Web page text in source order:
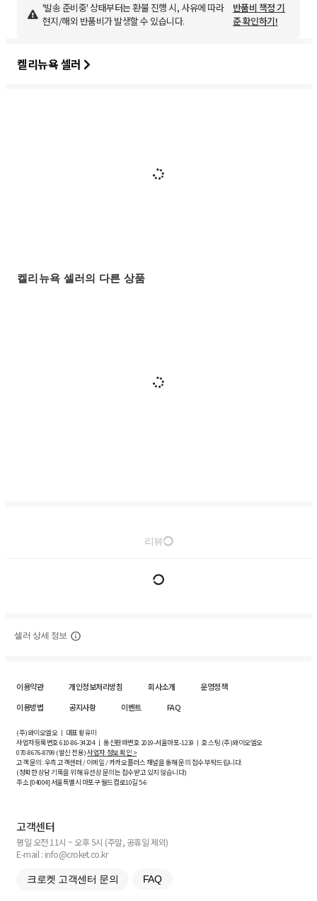
'발송 준비중' 상태부터는 환불 진행 시, 사유에 따라
현지/해외 반품비가 발생할 수 있습니다.
반품비 책정 기
준 확인하기!
켈리뉴욕 셀러
켈리뉴욕 셀러의 다른 상품
리뷰
셀러 상세 정보
이용약관 개인정보처리방침 회사소개
운영정책
이용방법
공지사항 이벤트 FAQ
(주)와이오엘오 ㅣ 대표 황유미
사업자등록번호610-86-34204ㅣ 통신판매번호 2019-서울마포-1239 ㅣ 호스팅 (주)와이오엘오
070-8676-8799 (발신 전용)사업자 정보 확인 >
고객 문의: 우측 고객센터 / 이메일 / 카카오플러스 채널을 통해 문의 접수 부탁드립니다.
(정확한 상담 기록을 위해 유선상 문의는 접수받고 있지 않습니다)
주소 [04004] 서울특별시 마포구 월드컵로10길5-6
고객센터
평일 오전 11시 ~ 오후 5시 (주말, 공휴일 제외)
E-mail : info@croket.co.kr
크로켓 고객센터 문의 FAQ